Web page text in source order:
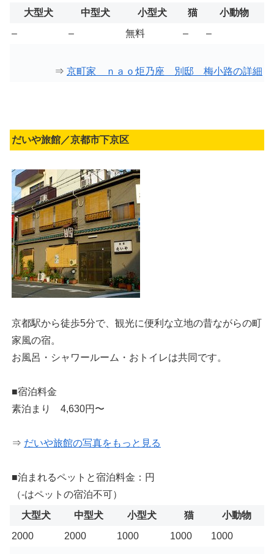
大型犬
中型犬 小型犬 猫
小動物
–
– 無料 – –
⇒ 京町家 ｎａｏ炬乃座 別邸 梅小路の詳細
だいや旅館／京都市下京区
京都駅から徒歩5分で、観光に便利な立地の昔ながらの町
家風の宿。
お風呂・シャワールーム・おトイレは共同です。
■宿泊料金
素泊まり 4,630円〜
⇒ だいや旅館の写真をもっと見る
■泊まれるペットと宿泊料金：円
（-はペットの宿泊不可）
大型犬
中型犬 小型犬 猫
小動物
2000
2000 1000 1000 1000